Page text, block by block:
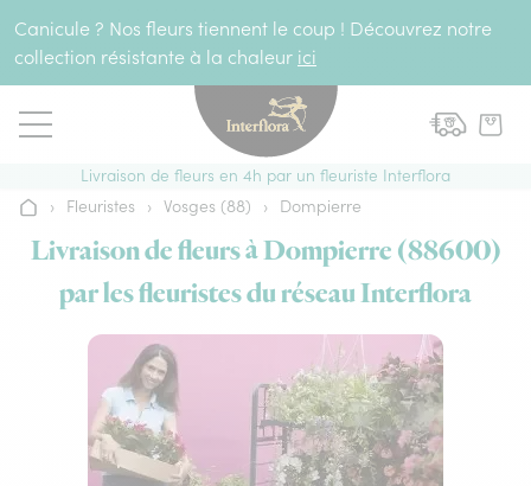
Canicule ? Nos fleurs tiennent le coup ! Découvrez notre
collection résistante à la chaleur ici
Livraison de fleurs en 4h par un fleuriste Interflora
Accueil
› Fleuristes › Vosges (88) › Dompierre
Livraison de fleurs à Dompierre (88600)
par les fleuristes du réseau Interflora